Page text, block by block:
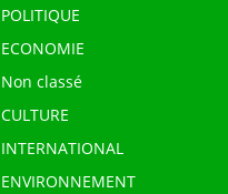
POLITIQUE
ECONOMIE
Non classé
CULTURE
INTERNATIONAL
ENVIRONNEMENT